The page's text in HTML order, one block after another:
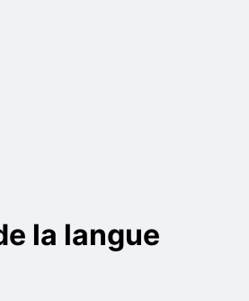
la langue